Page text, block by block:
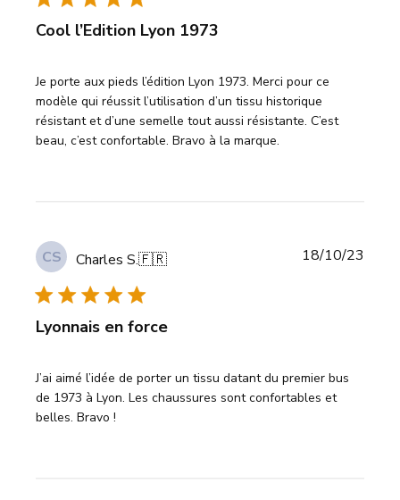
Cool l’Edition Lyon 1973
Je porte aux pieds l’édition Lyon 1973. Merci pour ce
modèle qui réussit l’utilisation d’un tissu historique
résistant et d’une semelle tout aussi résistante. C’est
beau, c’est confortable. Bravo à la marque.
CS Charles S.🇫🇷
Lyonnais en force
J’ai aimé l’idée de porter un tissu datant du premier bus
de 1973 à Lyon. Les chaussures sont confortables et
belles. Bravo !
18/10/23